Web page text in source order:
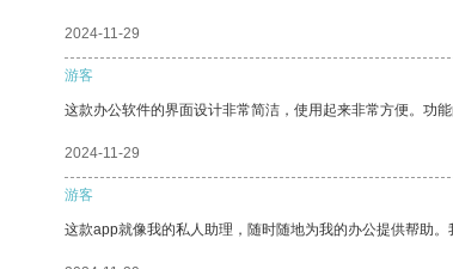
2024-11-29
游客
这款办公软件的界面设计非常简洁，使用起来非常方便。功能
2024-11-29
游客
这款app就像我的私人助理，随时随地为我的办公提供帮助